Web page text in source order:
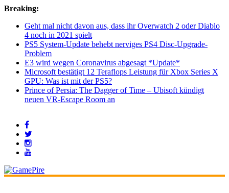
Breaking:
Geht mal nicht davon aus, dass ihr Overwatch 2 oder Diablo
4 noch in 2021 spielt
PS5 System-Update behebt nerviges PS4 Disc-Upgrade-
Problem
E3 wird wegen Coronavirus abgesagt *Update*
Microsoft bestätigt 12 Teraflops Leistung für Xbox Series X
GPU: Was ist mit der PS5?
Prince of Persia: The Dagger of Time – Ubisoft kündigt
neuen VR-Escape Room an